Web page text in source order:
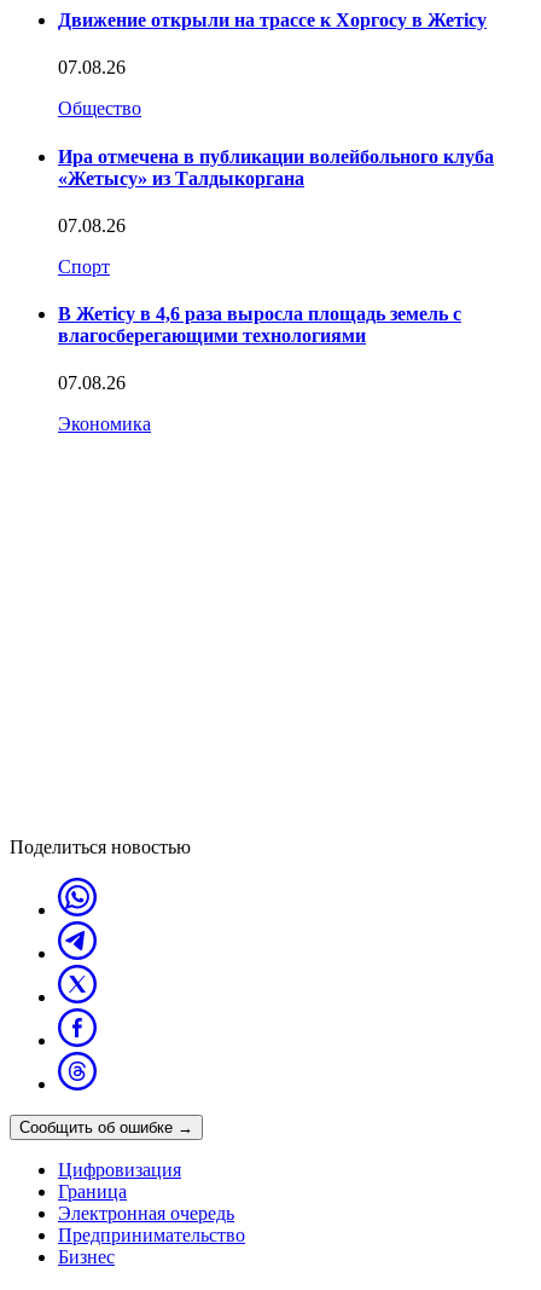
Движение открыли на трассе к Хоргосу в Жетісу
07.08.26
Общество
Ира отмечена в публикации волейбольного клуба
«Жетысу» из Талдыкоргана
07.08.26
Спорт
В Жетісу в 4,6 раза выросла площадь земель с
влагосберегающими технологиями
07.08.26
Экономика
Поделиться новостью
Сообщить об ошибке →
Цифровизация
Граница
Электронная очередь
Предпринимательство
Бизнес